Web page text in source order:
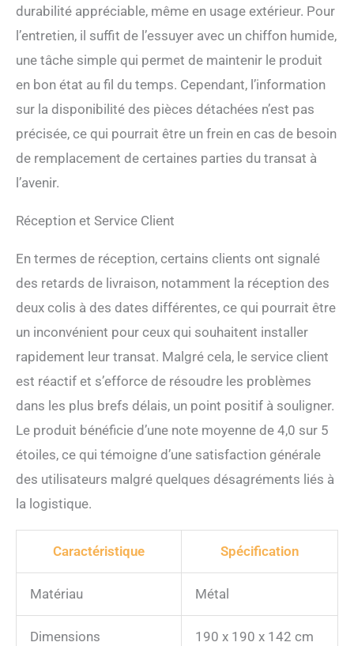
durabilité appréciable, même en usage extérieur. Pour
l’entretien, il suffit de l’essuyer avec un chiffon humide,
une tâche simple qui permet de maintenir le produit
en bon état au fil du temps. Cependant, l’information
sur la disponibilité des pièces détachées n’est pas
précisée, ce qui pourrait être un frein en cas de besoin
de remplacement de certaines parties du transat à
l’avenir.
Réception et Service Client
En termes de réception, certains clients ont signalé
des retards de livraison, notamment la réception des
deux colis à des dates différentes, ce qui pourrait être
un inconvénient pour ceux qui souhaitent installer
rapidement leur transat. Malgré cela, le service client
est réactif et s’efforce de résoudre les problèmes
dans les plus brefs délais, un point positif à souligner.
Le produit bénéficie d’une note moyenne de 4,0 sur 5
étoiles, ce qui témoigne d’une satisfaction générale
des utilisateurs malgré quelques désagréments liés à
la logistique.
Caractéristique Spécification
Matériau Métal
Dimensions 190 x 190 x 142 cm